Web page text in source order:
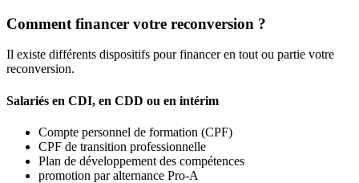
Comment financer votre reconversion ?
Il existe différents dispositifs pour financer en tout ou partie votre
reconversion.
Salariés en CDI, en CDD ou en intérim
Compte personnel de formation (CPF)
CPF de transition professionnelle
Plan de développement des compétences
promotion par alternance Pro-A